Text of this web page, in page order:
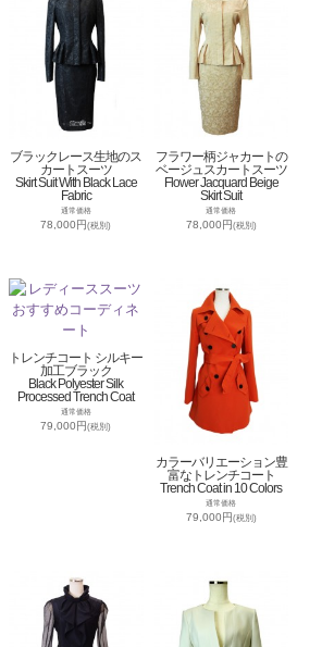
ブラックレース生地のス
カートスーツ
Skirt Suit With Black Lace
Fabric
通常価格
78,000円(税別)
フラワー柄ジャカートの
ベージュスカートスーツ
Flower Jacquard Beige
Skirt Suit
通常価格
78,000円(税別)
トレンチコート シルキー
加工ブラック
Black Polyester Silk
Processed Trench Coat
通常価格
79,000円(税別)
カラーバリエーション豊
富なトレンチコート
Trench Coat in 10 Colors
通常価格
79,000円(税別)